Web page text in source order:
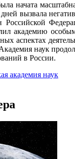
начата
вызвала
Российской
академию
аспектах
наук
в России.
академия наук